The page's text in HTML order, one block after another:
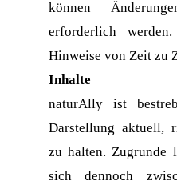
können
erforderlich
Hinweise von Zeit zu
﻿Inhalte
naturAlly ist
Darstellung aktuell,
zu halten. Zugrunde
sich dennoch